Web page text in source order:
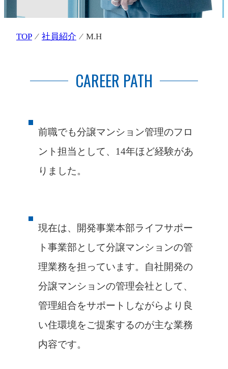
TOP⁄ 社員紹介 ⁄ M.H
CAREER PATH
前職でも分譲マンション管理のフロ
ント担当として、14年ほど経験があ
りました。
現在は、開発事業本部ライフサポー
ト事業部として分譲マンションの管
理業務を担っています。自社開発の
分譲マンションの管理会社として、
管理組合をサポートしながらより良
い住環境をご提案するのが主な業務
内容です。